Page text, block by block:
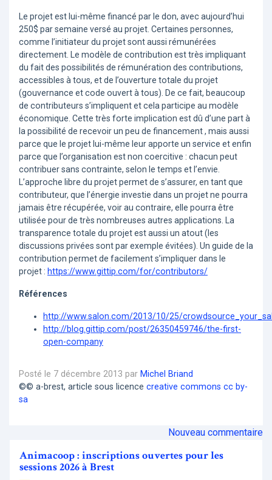
Le projet est lui-même financé par le don, avec aujourd’hui
250$ par semaine versé au projet. Certaines personnes,
comme l’initiateur du projet sont aussi rémunérées
directement. Le modèle de contribution est très impliquant
du fait des possibilités de rémunération des contributions,
accessibles à tous, et de l’ouverture totale du projet
(gouvernance et code ouvert à tous). De ce fait, beaucoup
de contributeurs s’impliquent et cela participe au modèle
économique. Cette très forte implication est dû d’une part à
la possibilité de recevoir un peu de financement , mais aussi
parce que le projet lui-même leur apporte un service et enfin
parce que l’organisation est non coercitive : chacun peut
contribuer sans contrainte, selon le temps et l’envie.
L’approche libre du projet permet de s’assurer, en tant que
contributeur, que l’énergie investie dans un projet ne pourra
jamais être récupérée, voir au contraire, elle pourra être
utilisée pour de très nombreuses autres applications. La
transparence totale du projet est aussi un atout (les
discussions privées sont par exemple évitées). Un guide de la
contribution permet de facilement s’impliquer dans le
projet : https://www.gittip.com/for/contributors/
Références
http://www.salon.com/2013/10/25/
http://blog.gittip.com/post/26350459746/the-first-
open-company
Posté le 7 décembre 2013 par Michel Briand
©© a-brest, article sous licence creative commons cc by-
sa
Nouveau commentaire
Animacoop : inscriptions ouvertes pour les
sessions 2026 à Brest